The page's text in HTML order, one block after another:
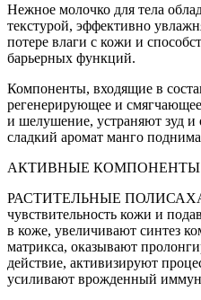
Нежное молочко для тела
текстурой, эффективно
потере влаги с кожи и
барьерных функций.
Компоненты, входящие в
регенерирующее и
и шелушение, устраняют зуд
сладкий аромат манго
АКТИВНЫЕ КОМПОНЕНТЫ
РАСТИТЕЛЬНЫЕ
чувствительность кожи и
в коже, увеличивают синтез
матрикса, оказывают
действие, активизируют
усиливают врожденный